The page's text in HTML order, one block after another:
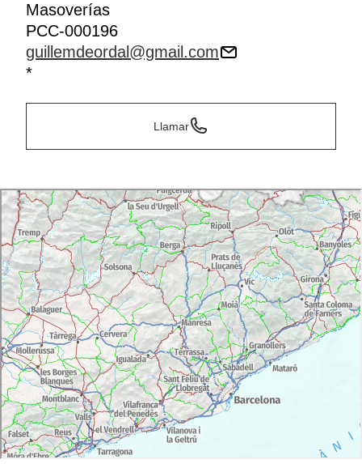
Masoverías
PCC-000196
guillemdeordal@gmail.com
*
Llamar